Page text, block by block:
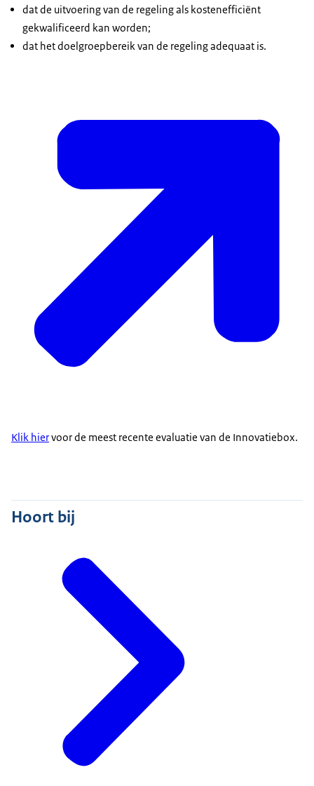
dat de uitvoering van de regeling als kostenefficiënt
gekwalificeerd kan worden;
dat het doelgroepbereik van de regeling adequaat is.
Klik hiervoor de meest recente evaluatie van de Innovatiebox.
Hoort bij